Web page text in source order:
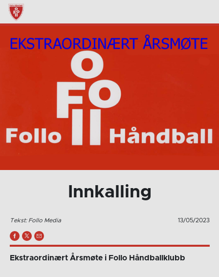
Innkalling
Tekst: Follo Media 13/05/2023
Ekstraordinært Årsmøte i Follo Håndballklub b